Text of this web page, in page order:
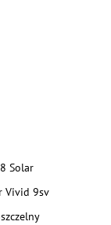
Solar
Vivid 9sv